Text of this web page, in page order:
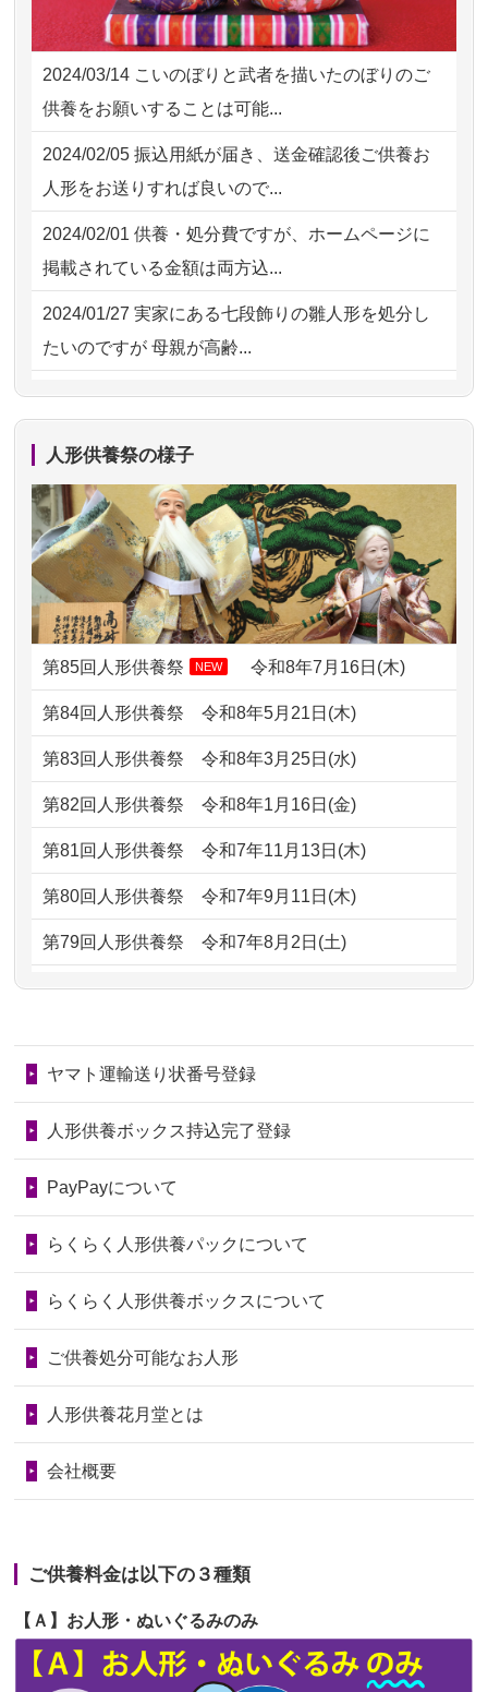
2026/07/30 08:46 東京都の方からお申込み
2026/07/29 15:08 神奈川の方からお申込み
2026/07/29 12:23 大阪府の方からお申込み
2026/07/18つい先日も利用させていただきまし
た。 手続...
2026/07/18 大切にしていたお人形をきちんと供養
してくださ...
2026/07/15 子供の頃から可愛がってきた七段飾り
の雛人形で...
2026/07/15 お客様の声を読み、丁寧に供養してい
ただけそう...
2026/07/13 遠方からでもご依頼出来る点と申込ま
での方法が...
2026/07/10家から近かったので。
2026/07/08誰も住んでいない実家の片付けを始め
ました。 ...
2026/07/069年間自由が丘店を見守ってくれてあり
がとう。
2026/07/05しっかりとお人形たちの供養をしてい
ただけると...
2026/06/30 長年大事にしてきた雛人形です、供養
していただ...
2026/06/29ガラスケースのまま引き取ってくださ
子どもの頃、妹と一緒にお雛様を出し
ました。お...
ので、お願...
2026/06/28以前和人形やぬいぐるみを供養いただ
いたことが...
の回りの物...
2026/06/28人形たちに これまで本当にありがとう
2026/06/24今は亡き両親が孫（私の子供）の初節
句に贈って...
2026/06/23ありがとうね
の祖父母か...
2026/06/20
雛人形をお道具も含め一式で引き取っ
てくださる...
2024/03/14 こいのぼりと武者を描いたのぼりのご
供養をお願いすることは可能...
2024/02/05 振込用紙が届き、送金確認後ご供養お
人形をお送りすれば良いので...
2024/02/01 供養・処分費ですが、ホームページに
掲載されている金額は両方込...
2024/01/27 実家にある七段飾りの雛人形を処分し
たいのですが 母親が高齢...
2024/01/13剥製の供養・処分をお願いできます
ですが？
2024/01/13お雛様のセットを供養・処分したいの
ですが、お雛様とお内裏様だ...
2024/01/13供養申込みの後、供養祭までお人形は
どうなってるのですか？
2024/01/13会社のようですが、きちんと供養して
供養が終わったお人形以外はどうして
るのですか？
しょうか？
2024/01/04ガラスケースは外しても良いですか？
人形供養祭の様子
第85回人形供養祭 NEW 令和8年7月16日(木)
第84回人形供養祭令和8年5月21日(木)
第83回人形供養祭令和8年3月25日(水)
第82回人形供養祭令和8年1月16日(金)
第81回人形供養祭令和7年11月13日(木)
第80回人形供養祭令和7年9月11日(木)
第79回人形供養祭令和7年8月2日(土)
第78回人形供養祭令和7年6月20日(金)
第76回人形供養祭令和7年2月28日(金)
第75回人形供養祭令和7年1月17日(金)
第73回人形供養祭令和6年10月17日(木)
第71回人形供養祭令和6年8月1日(木)
第70回人形供養祭令和6年6月21日(金)
第68回人形供養祭令和6年3月22日(金)
第65回人形供養祭令和5年11月09日(木)
第64回人形供養祭令和5年9月21日(木)
第63回人形供養祭 令和5年8月1日(火)
ヤマト運輸送り状番号登録
人形供養ボックス持込完了登録
PayPayについて
らくらく人形供養パックについて
らくらく人形供養ボックスについて
ご供養処分可能なお人形
人形供養花月堂とは
会社概要
ご供養料金は以下の３種類
【Ａ】お人形・ぬいぐるみのみ